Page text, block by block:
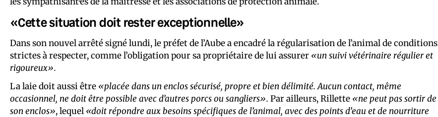
«Cette situation doit rester exceptionnelle»
Dans son nouvel arrêté signé lundi, le préfet de l’Aube a encadré la régularisation de l’animal de conditions
strictes à respecter, comme l’obligation pour sa propriétaire de lui assurer «un suivi vétérinaire régulier et
rigoureux».
La laie doit aussi être «placée dans un enclos sécurisé, propre et bien délimité. Aucun contact, même
occasionnel, ne doit être possible avec d’autres porcs ou sangliers». Par ailleurs, Rillette «ne peut pas sortir de
son enclos», lequel «doit répondre aux besoins spécifiques de l’animal, avec des points d’eau et de nourriture